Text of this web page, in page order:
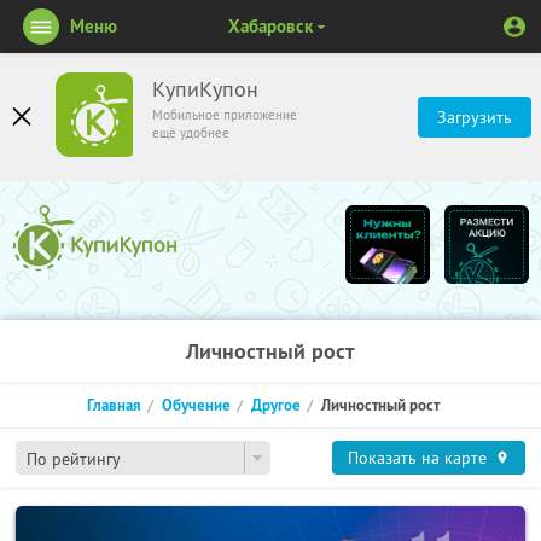
КупиКупон
Мобильное приложение
ещё удобнее
Загрузить
Меню Хабаровск
Личностный рост
По рейтингу
Главная Обучение Другое Личностный рост
Показать на карте